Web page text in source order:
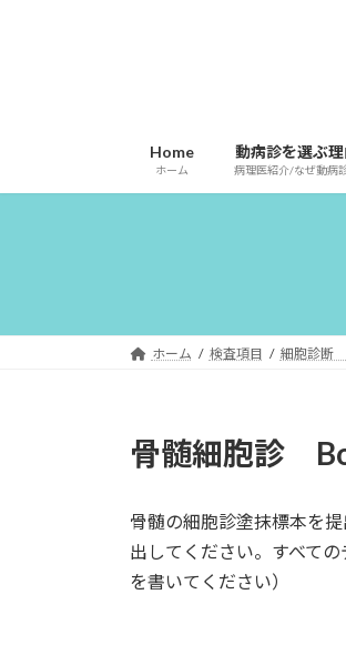
キ
に
Home
ホーム
動病診を選ぶ理
病理医紹介/なぜ動病
ホーム 検査項目 細胞診断
骨髄細胞診
骨髄の細胞診塗抹標本を
出してください。すべて
を書いてください）